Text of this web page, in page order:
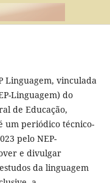
Linguagem, vinculada
Linguagem) do
de Educação,
um periódico técnico-
pelo NEP-
e divulgar
da linguagem